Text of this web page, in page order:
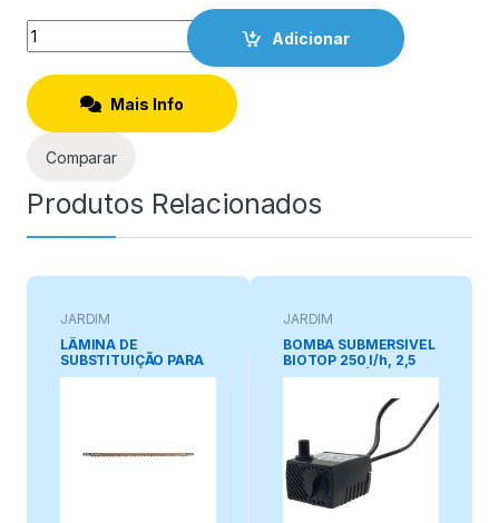
Quantity
Adicionar
Mais Info
Comparar
Produtos Relacionados
JARDIM
LÂMINA DE
SUBSTITUIÇÃO PARA
SERRA DE ARCO DE 53
JARDIM
BOMBA SUBMERSÍVEL
BIOTOP 250 l/h, 2,5
W/H ALT. MÁX.: 0,65